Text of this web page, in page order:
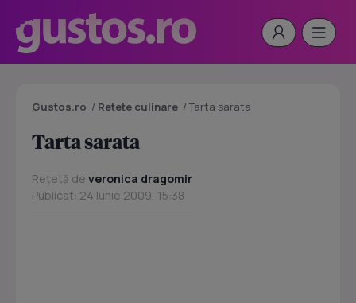
Gustos.ro / Retete culinare /Tarta sarata
Tarta sarata
Rețetă de veronica dragomir
Publicat: 24 Iunie 2009, 15:38